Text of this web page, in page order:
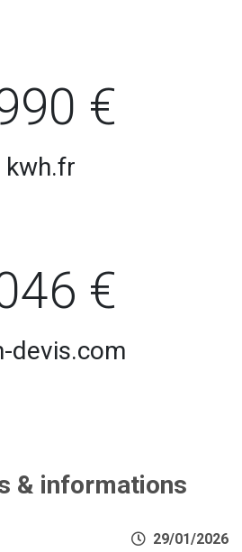
€
kwh.fr
€
devis.com
& informations
29/01/2026